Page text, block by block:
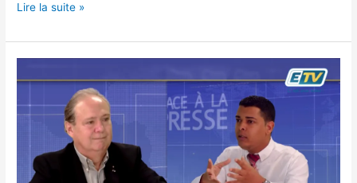
Lire la suite »
A
LA
PRESSE
Cédric
CORNET